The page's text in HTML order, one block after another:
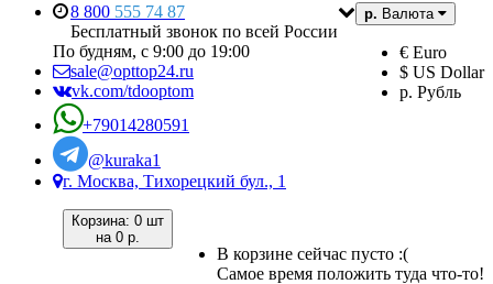
р. Валюта
€ Euro
$ US Dollar
р. Рубль
8 800 555 74 87
Бесплатный звонок по всей России
По будням, с 9:00 до 19:00
sale@opttop24.ru
vk.com/tdooptom
+79014280591
@kuraka1
г. Москва, Тихорецкий бул., 1
Корзина: 0 шт
на 0 р.
В корзине сейчас пусто :(
Самое время положить туда что-то!